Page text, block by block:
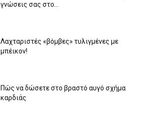
γνώσεις σας στο...
Λαχταριστές «βόμβες» τυλιγμένες με
μπέικον!
Πώς να δώσετε στο βραστό αυγό σχήμα
καρδιάς